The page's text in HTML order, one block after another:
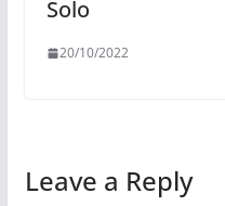
Solo
20/10/2022
Leave a Reply